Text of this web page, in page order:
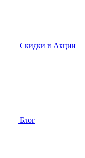
Скидки и Акции
Блог